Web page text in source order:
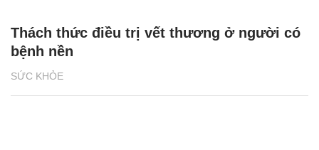
SỨC KHỎE
Thách thức điều trị vết thương ở người có
bệnh nền